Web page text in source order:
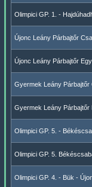
Olimpici GP. 1. -
Újonc Leány Párbajtőr
Újonc Leány Párbajtőr
Gyermek Leány Párbajtőr
Gyermek Leány
Olimpici GP. 5. -
Olimpici GP. 5.
Olimpici GP. 4. - Bük -